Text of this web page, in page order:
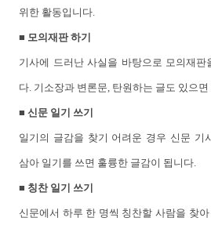
위한 활동입니다.
■ 모의재판 하기
기사에 드러난 사실을 바탕으로 모의재판
다. 기소장과 변론문, 탄원하는 글도 있으
■ 신문 일기 쓰기
일기의 글감을 찾기 어려운 경우 신문 기
삼아 일기를 쓰면 훌륭한 글감이 됩니다.
■ 칭찬 일기 쓰기
신문에서 하루 한 명씩 칭찬할 사람을 찾